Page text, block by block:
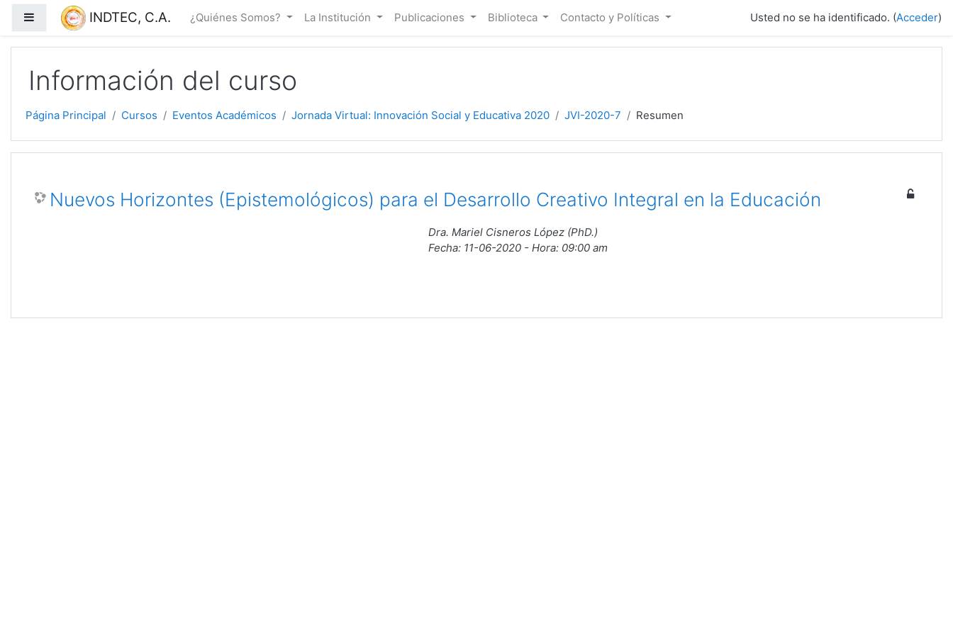
Salta al contenido principal
Panel lateralINDTEC, C.A. ¿Quiénes Somos? La Institución Publicaciones Biblioteca Contacto y Políticas Usted no se ha identificado. (Acceder)
Información del curso
Página Principal Cursos Eventos Académicos Jornada Virtual: Innovación Social y Educativa 2020 JVI-2020-7 Resumen
Nuevos Horizontes (Epistemológicos) para el Desarrollo Creativo Integral en la Educación
Dra. Mariel Cisneros López (PhD.)
Fecha: 11-06-2020 - Hora: 09:00 am